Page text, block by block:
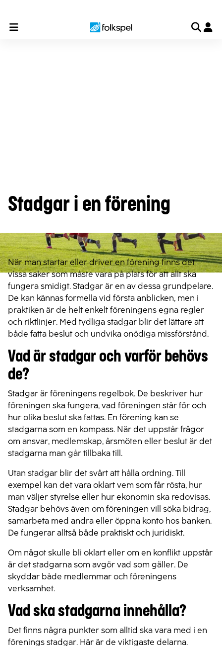
Till laget Till föreningen Till organisationen Så
Stadgar i en förening
När man startar eller driver en förening finns det
vissa saker som måste vara på plats för att allt ska
fungera smidigt. Stadgar är en av dessa grundpelare.
De kan kännas formella vid första anblicken, men i
praktiken är de helt enkelt föreningens egna regler
och riktlinjer. Med tydliga stadgar blir det lättare att
både fatta beslut och undvika onödiga missförstånd.
Vad är stadgar och varför behövs
de?
Stadgar är föreningens regelbok. De beskriver hur
föreningen ska fungera, vad föreningen står för och
hur olika beslut ska fattas. En förening kan se
stadgarna som en kompass. När det uppstår frågor
om ansvar, medlemskap, årsmöten eller beslut är det
stadgarna man går tillbaka till.
Utan stadgar blir det svårt att hålla ordning. Till
exempel kan det vara oklart vem som får rösta, hur
man väljer styrelse eller hur ekonomin ska redovisas.
Stadgar behövs även om föreningen vill söka bidrag,
samarbeta med andra eller öppna konto hos banken.
De fungerar alltså både praktiskt och juridiskt.
Om något skulle bli oklart eller om en konflikt uppstår
är det stadgarna som avgör vad som gäller. De
skyddar både medlemmar och föreningens
verksamhet.
Vad ska stadgarna innehålla?
Det finns några punkter som alltid ska vara med i en
förenings stadgar. Här är de viktigaste delarna.